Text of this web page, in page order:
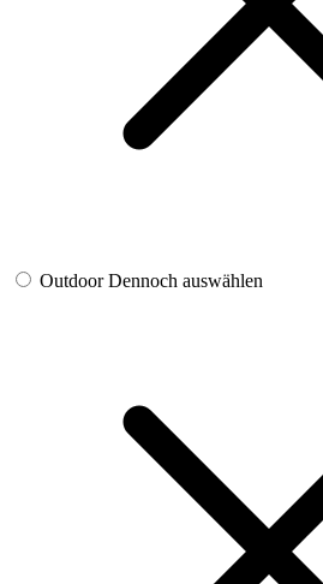
OutdoorDennoch auswählen